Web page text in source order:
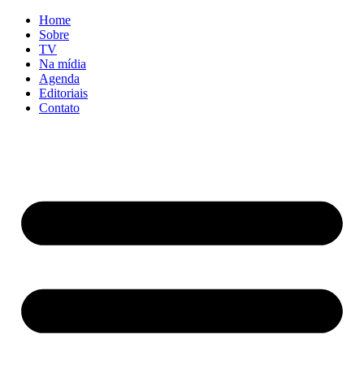
Home
Sobre
TV
Na mídia
Agenda
Editoriais
Contato